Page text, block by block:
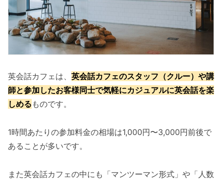
英会話カフェは、 英会話カフェのスタッフ（クルー）や講
師と参加したお客様同士で気軽にカジュアルに英会話を楽
しめる ものです。
1時間あたりの参加料金の相場は1,000円〜3,000円前後で
あることが多いです。
また英会話カフェの中にも「マンツーマン形式」や「人数